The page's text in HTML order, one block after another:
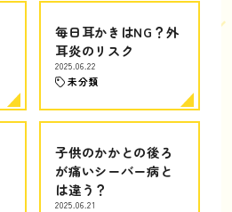
毎日耳かきはNG？外
耳炎のリスク
2025.06.22
未分類
子供のかかとの後ろ
が痛いシーバー病と
は違う？
2025.06.21